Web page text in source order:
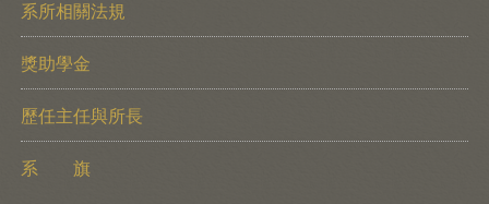
系所相關法規
獎助學金
歷任主任與所長
系 旗